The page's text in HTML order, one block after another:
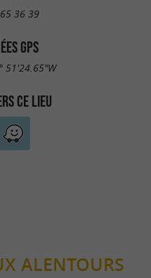
36 39
GPS
51'24.65"W
CE LIEU
ALENTOURS